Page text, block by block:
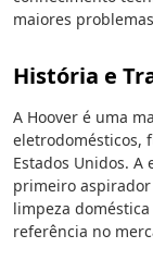
maiores
História e
A Hoover é uma
eletrodomésticos,
Estados Unidos.
primeiro
limpeza
referência no